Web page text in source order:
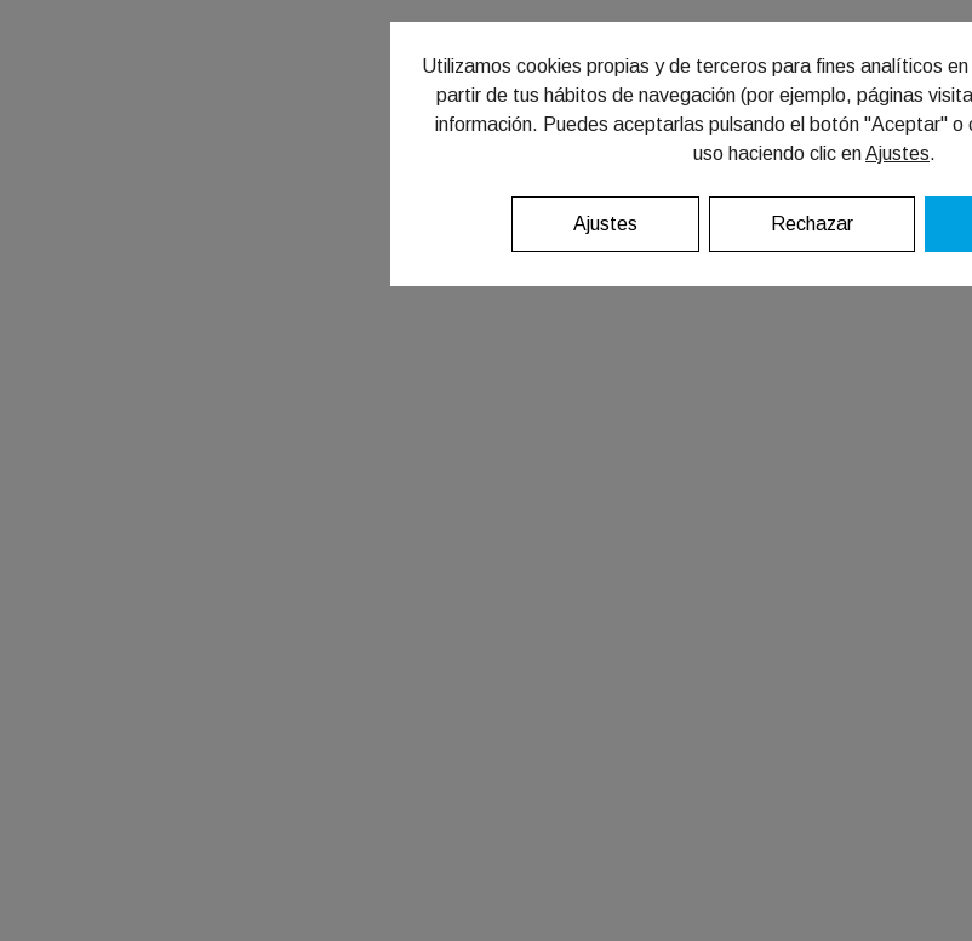
Utilizamos cookies propias y de terceros para fines analíticos
partir de tus hábitos de navegación (por ejemplo, páginas
información. Puedes aceptarlas pulsando el botón "Aceptar" o
uso haciendo clic enAjustes.
Rechazar
Ajustes